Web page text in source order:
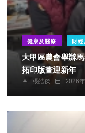
健康及醫療 財經
大甲區農會舉辦
拓印版畫迎新年
張皓傑 2026